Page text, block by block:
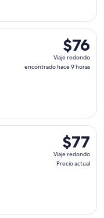
$76
Viaje
redondo,
horas
$76
Viaje redondo
encontrado hace 9 horas
salida el jue, 8 oct.
$77
Viaje
redondo,
$77
Viaje redondo
Precio actual
con salida el jue, 10